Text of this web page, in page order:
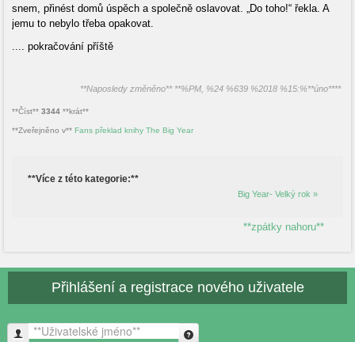
snem, přinést domů úspěch a společně oslavovat. „Do toho!“ řekla. A
jemu to nebylo třeba opakovat.
.... pokračování příště
**Naposledy změněno** **%PM, %24 %639 %2018 %15:%**úno****
**Číst** 3344 **krát**
**Zveřejněno v** Fans překlad knihy The Big Year
**Více z této kategorie:**
Big Year- Velký rok »
**zpátky nahoru**
Přihlášení a registrace nového uživatele
**Uživatelské jméno**